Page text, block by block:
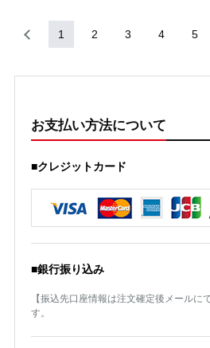
1 2 3 4 5
お支払い方法について
■クレジットカード
■銀行振り込み
【振込先口座情報は注文確定後メールに
す。